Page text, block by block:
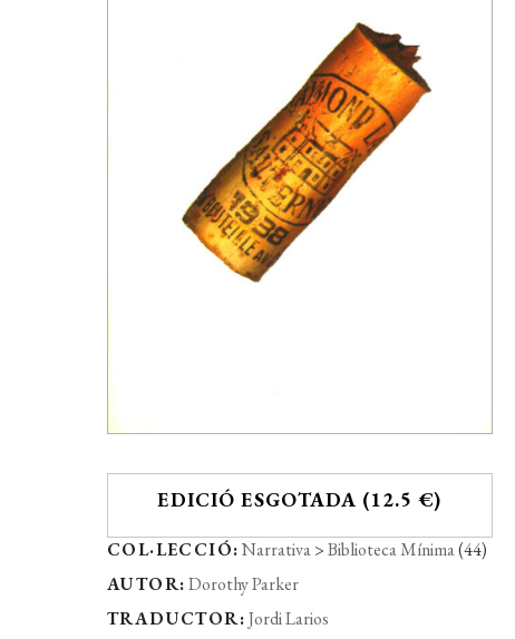
EDICIÓ ESGOTADA (12.5 €)
COL·LECCIÓ: Narrativa>Biblioteca Mínima(44)
AUTOR: Dorothy Parker
TRADUCTOR:Jordi Larios